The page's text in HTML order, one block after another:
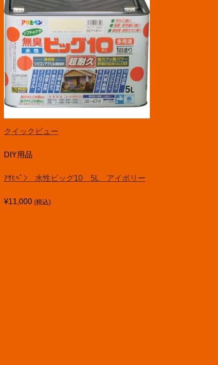
クイックビュー
DIY用品
ｱｻﾋﾍﾟﾝ 水性ビッグ10 5L アイボリー
¥11,000 (税込)